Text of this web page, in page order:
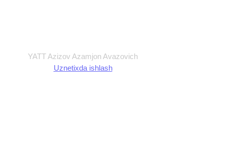
YATT Azizov Azamjon Avazovich
Uznetixda ishlash